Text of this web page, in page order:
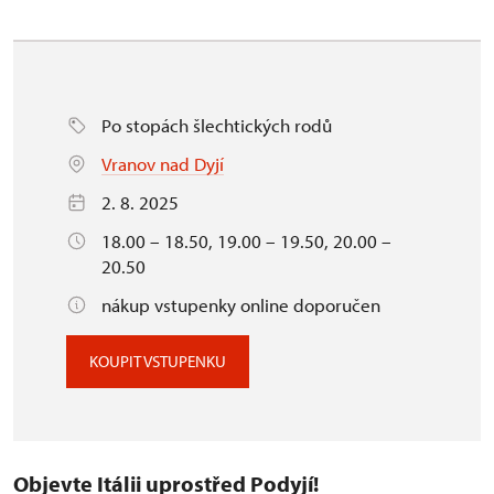
Po stopách šlechtických rodů
Vranov nad Dyjí
2. 8. 2025
18.00 – 18.50, 19.00 – 19.50, 20.00 –
20.50
nákup vstupenky online doporučen
KOUPIT VSTUPENKU
Objevte Itálii uprostřed Podyjí!